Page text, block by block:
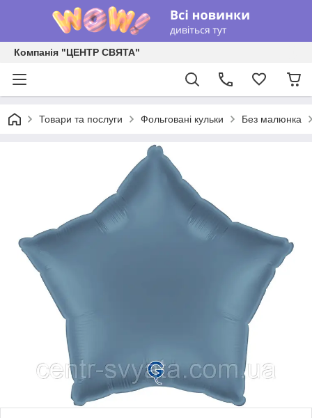
Компанія "ЦЕНТР СВЯТА"
Товари та послуги Фольговані кульки Без малюнка